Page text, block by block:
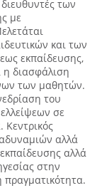
των
με
και των
εκπαίδευσης,
η διασφάλιση
των μαθητών.
του
σε
Κεντρικός
αλλά
αλλά
στην
πραγματικότητα.